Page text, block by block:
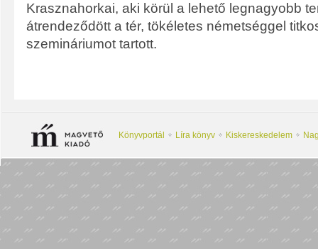
Krasznahorkai, aki körül a lehető legnagyobb
átrendeződött a tér, tökéletes németséggel
szemináriumot tartott.
Könyvportál Líra könyv Kiskereskedelem